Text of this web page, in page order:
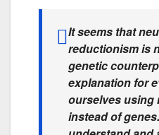
It seems that
reductionism is
genetic
explanation for
ourselves using
instead of